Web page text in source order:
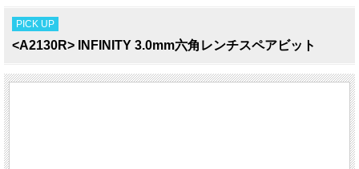
PICK UP
<A2130R> INFINITY 3.0mm六角レンチスペアビット